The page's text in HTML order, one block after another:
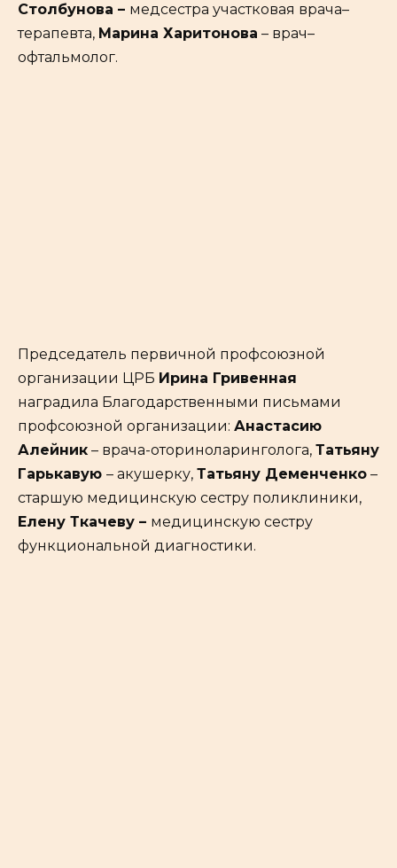
Столбунова – медсестра участковая врача–
терапевта, Марина Харитонова – врач–
офтальмолог.
Председатель первичной профсоюзной
организации ЦРБ Ирина Гривенная
наградила Благодарственными письмами
профсоюзной организации: Анастасию
Алейник – врача-оториноларинголога, Татьяну
Гарькавую – акушерку, Татьяну Деменченко –
старшую медицинскую сестру поликлиники,
Елену Ткачеву – медицинскую сестру
функциональной диагностики.